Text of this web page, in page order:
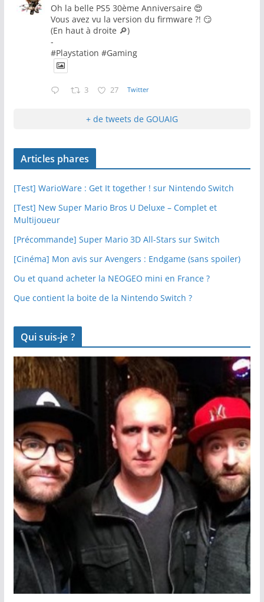
Oh la belle PS5 30ème Anniversaire 😍
Vous avez vu la version du firmware ?! 😏
(En haut à droite 🔎)
-
#Playstation #Gaming
3 27 Twitter
+ de tweets de GOUAIG
Articles phares
[Test] WarioWare : Get It together ! sur Nintendo Switch
[Test] New Super Mario Bros U Deluxe – Complet et
Multijoueur
[Précommande] Super Mario 3D All-Stars sur Switch
[Cinéma] Mon avis sur Avengers : Endgame (sans spoiler)
Ou et quand acheter la NEOGEO mini en France ?
Que contient la boite de la Nintendo Switch ?
Qui suis-je ?